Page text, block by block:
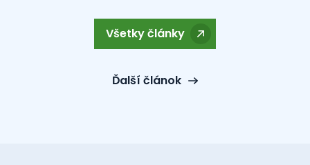
Všetky články
Ďalší článok